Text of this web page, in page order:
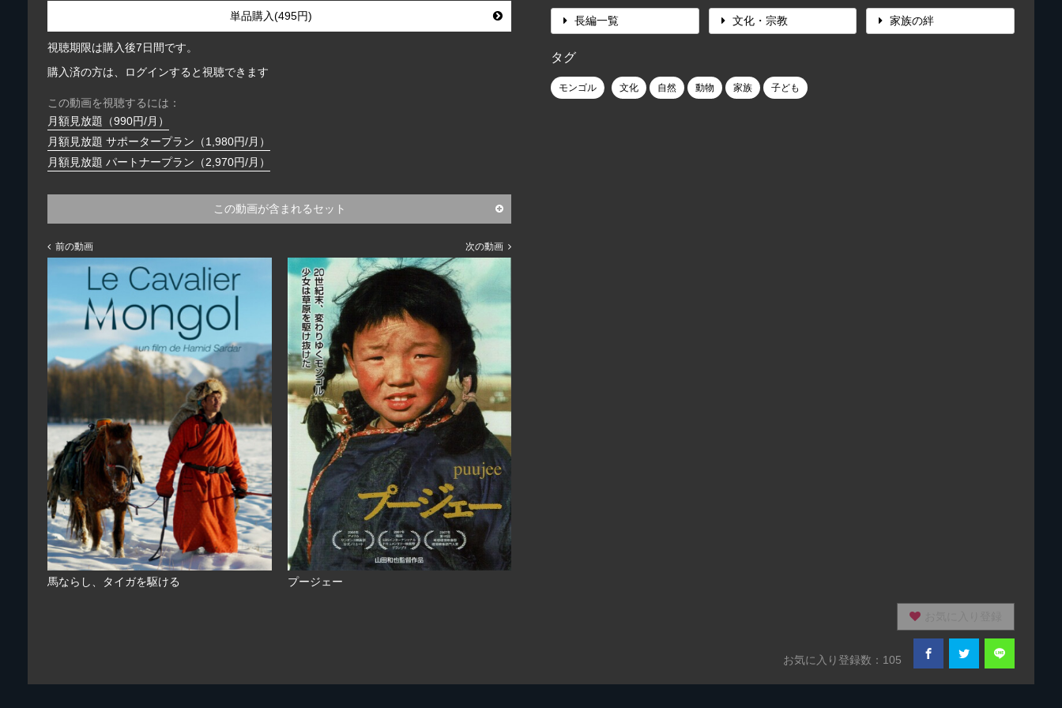
単品購入(495円)
視聴期限は購入後7日間です。
購入済の方は、ログインすると視聴できます
この動画を視聴するには：
月額見放題（990円/月）
月額見放題 サポータープラン（1,980円/月）
月額見放題 パートナープラン（2,970円/月）
この動画が含まれるセット
前の動画
馬ならし、タイガを駆ける
次の動画
プージェー
長編一覧 文化・宗教 家族の絆
タグ
モンゴル 文化 自然 動物 家族 子ども
お気に入り登録数：105